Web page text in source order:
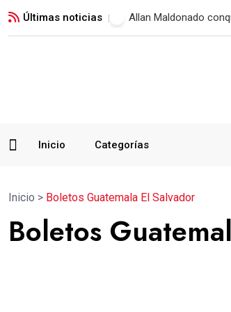
Últimas noticias Municipal vence a
Inicio Categorías
Inicio > Boletos Guatemala El Salvador
Boletos